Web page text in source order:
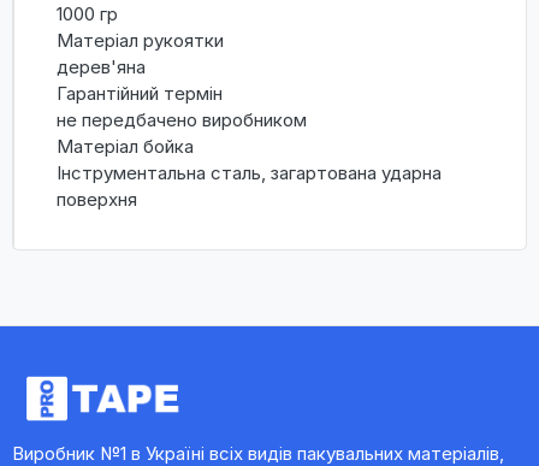
1000 гр
Матеріал рукоятки
дерев'яна
Гарантійний термін
не передбачено виробником
Матеріал бойка
Інструментальна сталь, загартована ударна
поверхня
Виробник №1 в Україні всіх видів пакувальних матеріалів,